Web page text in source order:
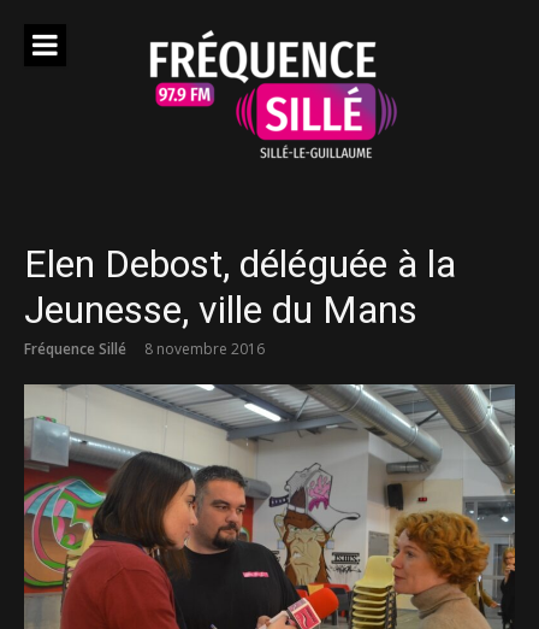
Elen Debost, déléguée à la
Jeunesse, ville du Mans
Fréquence Sillé 8 novembre 2016